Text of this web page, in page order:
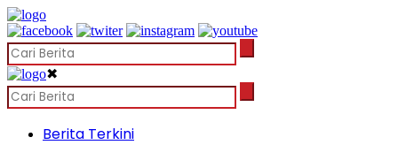
✖
Berita Terkini